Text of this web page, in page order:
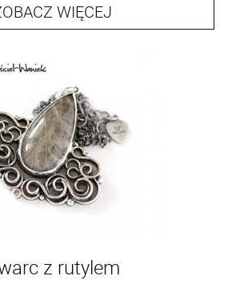
WIĘCEJ
z rutylem